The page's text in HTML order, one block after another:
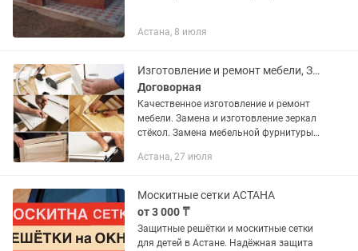
Астана, 8 июля
Изготовление и ремонт мебели, Замена зеркал и стекла
Договорная
Качественное изготовление и ремонт
мебели. Замена и изготовление зеркал
стёкол. Замена мебельной фурнитуры,
столешниц и недостающих деталей.
Астана, 27 июля
Москитные сетки АСТАНА
от 3 000 ₸
Защитные решётки и москитные сетки
для детей в Астане. Надёжная защита